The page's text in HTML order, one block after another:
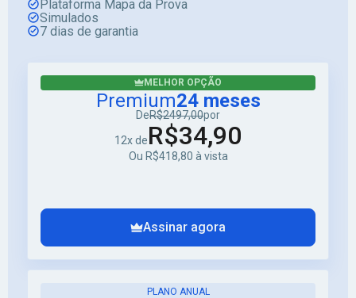
Plataforma Mapa da Prova
Simulados
7 dias de garantia
MELHOR OPÇÃO
Premium24 meses
DeR$2497,00por
12x deR$34,90
Ou R$418,80 à vista
Assinar agora
PLANO ANUAL